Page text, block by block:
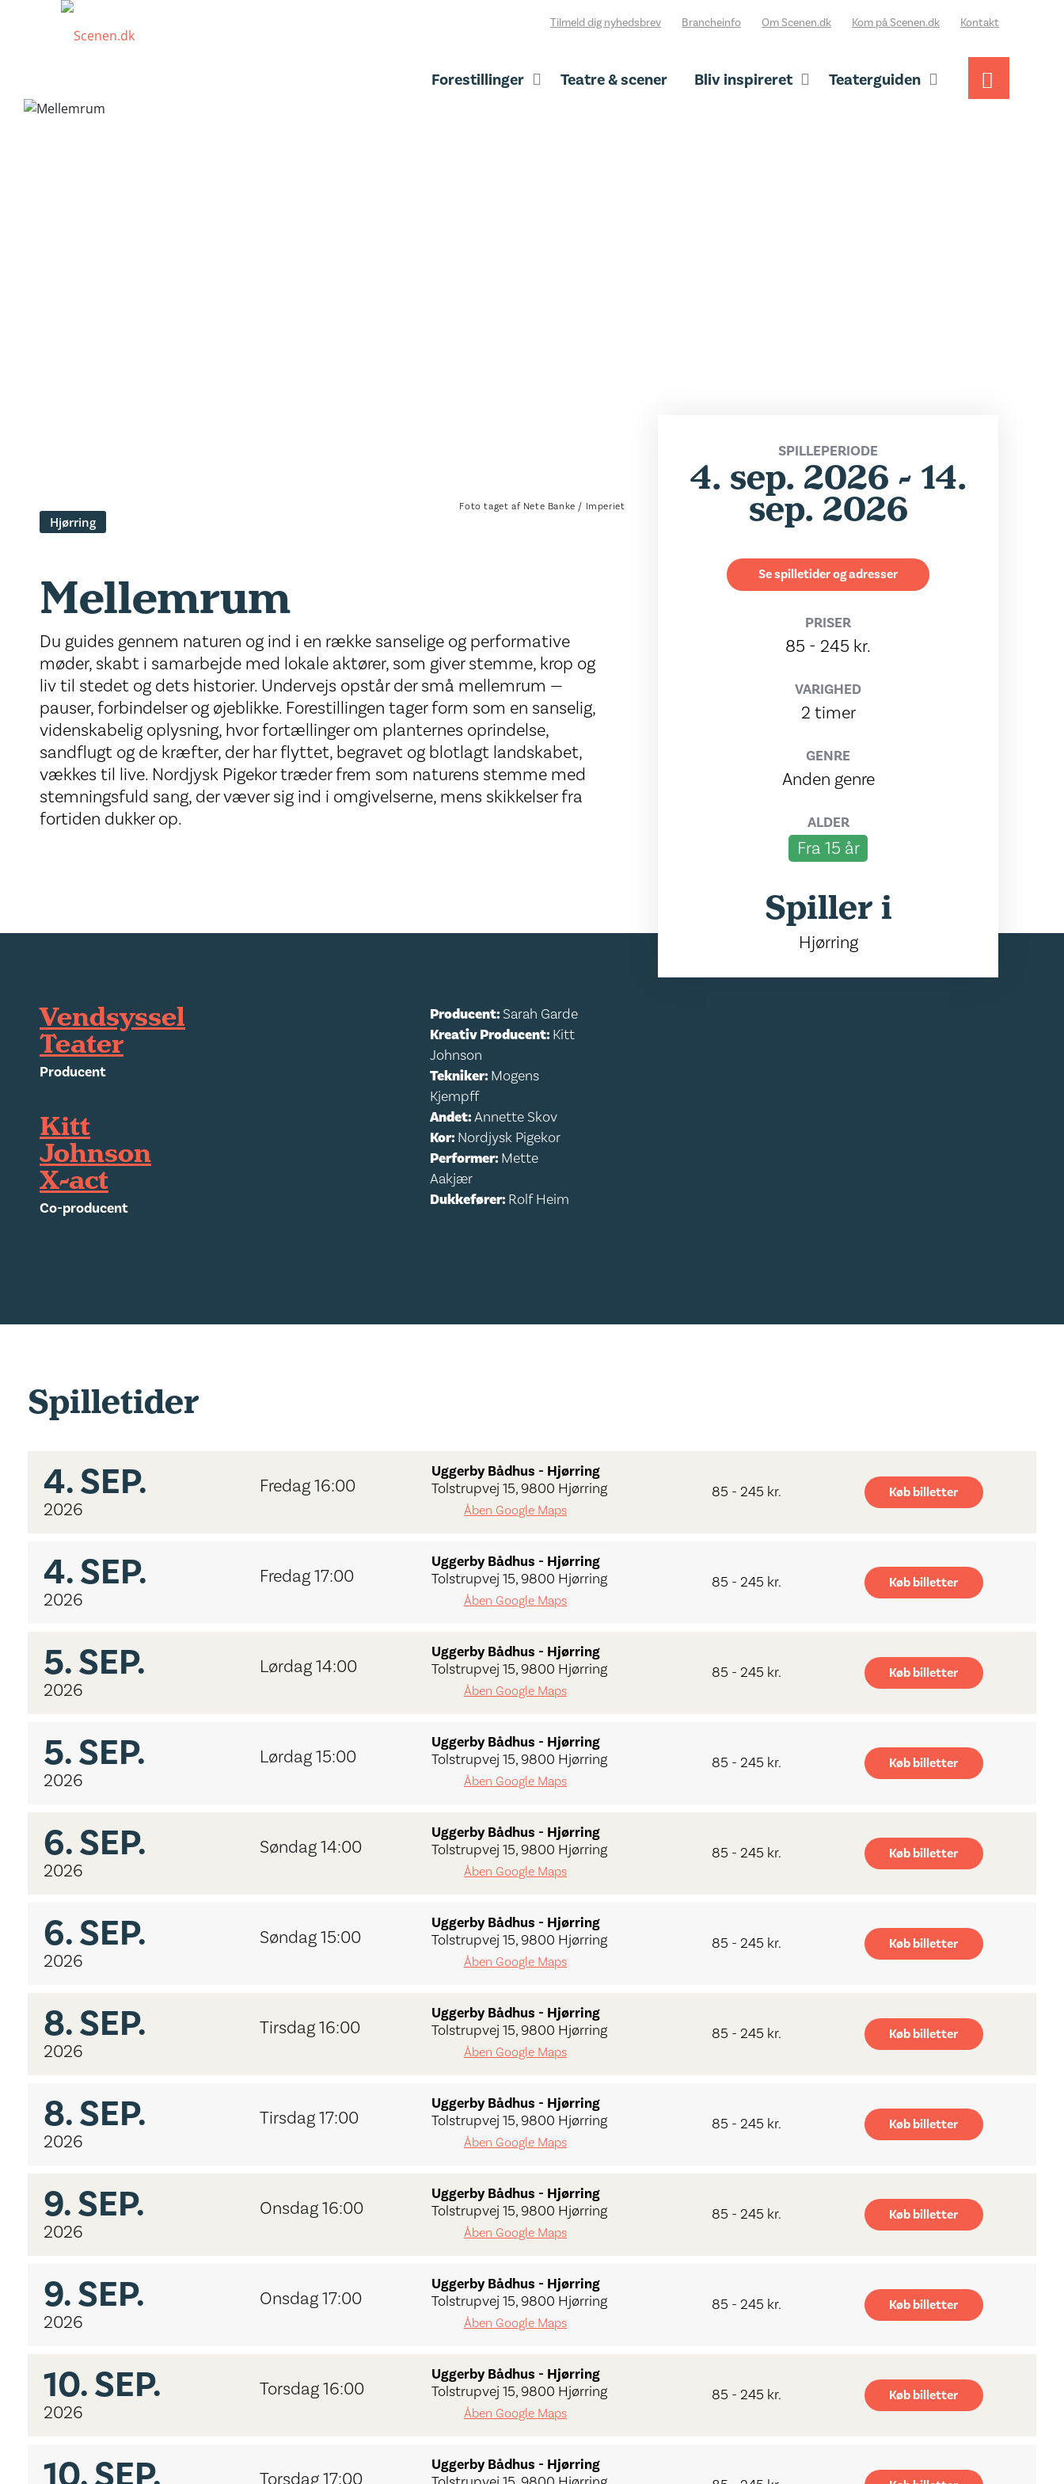
Tilmeld dig nyhedsbrev Brancheinfo Om Scenen.dk Kom på Scenen.dk Kontakt
Forestillinger Teatre & scener Bliv inspireret Teaterguiden
Hjørring
Foto taget af Nete Banke / Imperiet
Mellemrum
Du guides gennem naturen og ind i en række sanselige og performative
møder, skabt i samarbejde med lokale aktører, som giver stemme, krop og
liv til stedet og dets historier. Undervejs opstår der små mellemrum —
pauser, forbindelser og øjeblikke. Forestillingen tager form som en sanselig,
videnskabelig oplysning, hvor fortællinger om planternes oprindelse,
sandflugt og de kræfter, der har flyttet, begravet og blotlagt landskabet,
vækkes til live. Nordjysk Pigekor træder frem som naturens stemme med
stemningsfuld sang, der væver sig ind i omgivelserne, mens skikkelser fra
fortiden dukker op.
SPILLEPERIODE
4. sep. 2026 - 14.
sep. 2026
Se spilletider og adresser
PRISER
85 - 245 kr.
VARIGHED
2 timer
GENRE
Anden genre
ALDER
Fra 15 år
Spiller i
Hjørring
Vendsyssel
Teater
Producent
Kitt
Johnson
X-act
Co-producent
Producent:Sarah Garde
Kreativ Producent: Kitt
Johnson
Tekniker: Mogens
Kjempff
Andet:Annette Skov
Kor: Nordjysk Pigekor
Performer: Mette
Aakjær
Dukkefører: Rolf Heim
Spilletider
4.SEP.
2026
Fredag 16:00
Uggerby Bådhus - Hjørring
Tolstrupvej 15, 9800 Hjørring
Åben Google Maps
85 - 245 kr. Køb billetter
4.SEP.
2026
Fredag 17:00
Uggerby Bådhus - Hjørring
Tolstrupvej 15, 9800 Hjørring
Åben Google Maps
85 - 245 kr. Køb billetter
5.SEP.
2026
Lørdag 14:00
Uggerby Bådhus - Hjørring
Tolstrupvej 15, 9800 Hjørring
Åben Google Maps
85 - 245 kr. Køb billetter
5.SEP.
2026
Lørdag 15:00
Uggerby Bådhus - Hjørring
Tolstrupvej 15, 9800 Hjørring
Åben Google Maps
85 - 245 kr. Køb billetter
6.SEP.
2026
Søndag 14:00
Uggerby Bådhus - Hjørring
Tolstrupvej 15, 9800 Hjørring
Åben Google Maps
85 - 245 kr. Køb billetter
6.SEP.
2026
Søndag 15:00
Uggerby Bådhus - Hjørring
Tolstrupvej 15, 9800 Hjørring
Åben Google Maps
85 - 245 kr. Køb billetter
8.SEP.
2026
Tirsdag 16:00
Uggerby Bådhus - Hjørring
Tolstrupvej 15, 9800 Hjørring
Åben Google Maps
85 - 245 kr. Køb billetter
8.SEP.
2026
Tirsdag 17:00
Uggerby Bådhus - Hjørring
Tolstrupvej 15, 9800 Hjørring
Åben Google Maps
85 - 245 kr. Køb billetter
9.SEP.
2026
Onsdag 16:00
Uggerby Bådhus - Hjørring
Tolstrupvej 15, 9800 Hjørring
Åben Google Maps
85 - 245 kr. Køb billetter
9.SEP.
2026
Onsdag 17:00
Uggerby Bådhus - Hjørring
Tolstrupvej 15, 9800 Hjørring
Åben Google Maps
85 - 245 kr. Køb billetter
10.SEP.
2026
Torsdag 16:00
Uggerby Bådhus - Hjørring
Tolstrupvej 15, 9800 Hjørring
Åben Google Maps
85 - 245 kr. Køb billetter
Torsdag 17:00
Uggerby Bådhus - Hjørring